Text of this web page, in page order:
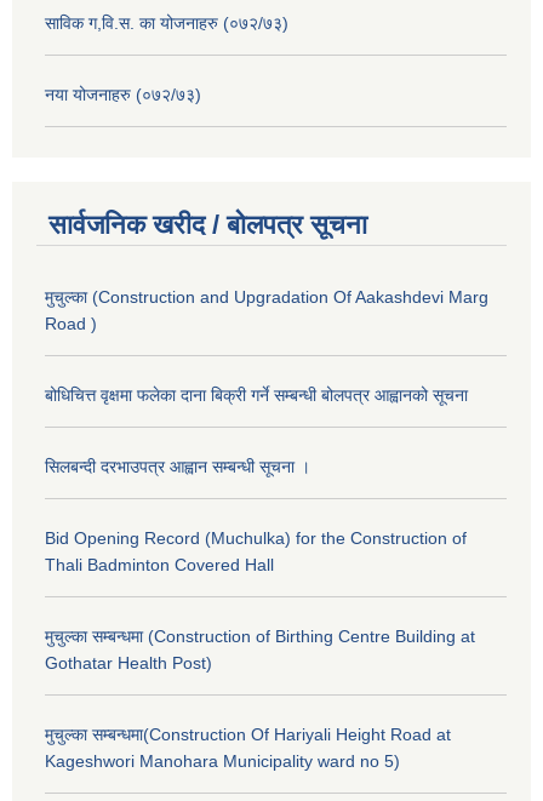
साविक ग,वि.स. का योजनाहरु (०७२/७३)
नया योजनाहरु (०७२/७३)
सार्वजनिक खरीद / बोलपत्र सूचना
मुचुल्का (Construction and Upgradation Of Aakashdevi Marg
Road )
बोधिचित्त वृक्षमा फलेका दाना बिक्री गर्ने सम्बन्धी बोलपत्र आह्वानको सूचना
सिलबन्दी दरभाउपत्र आह्वान सम्बन्धी सूचना ।
Bid Opening Record (Muchulka) for the Construction of
Thali Badminton Covered Hall
मुचुल्का सम्बन्धमा (Construction of Birthing Centre Building at
Gothatar Health Post)
मुचुल्का सम्बन्धमा(Construction Of Hariyali Height Road at
Kageshwori Manohara Municipality ward no 5)